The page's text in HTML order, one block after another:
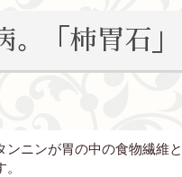
。「柿胃石」
ンニンが胃の中の食物繊維